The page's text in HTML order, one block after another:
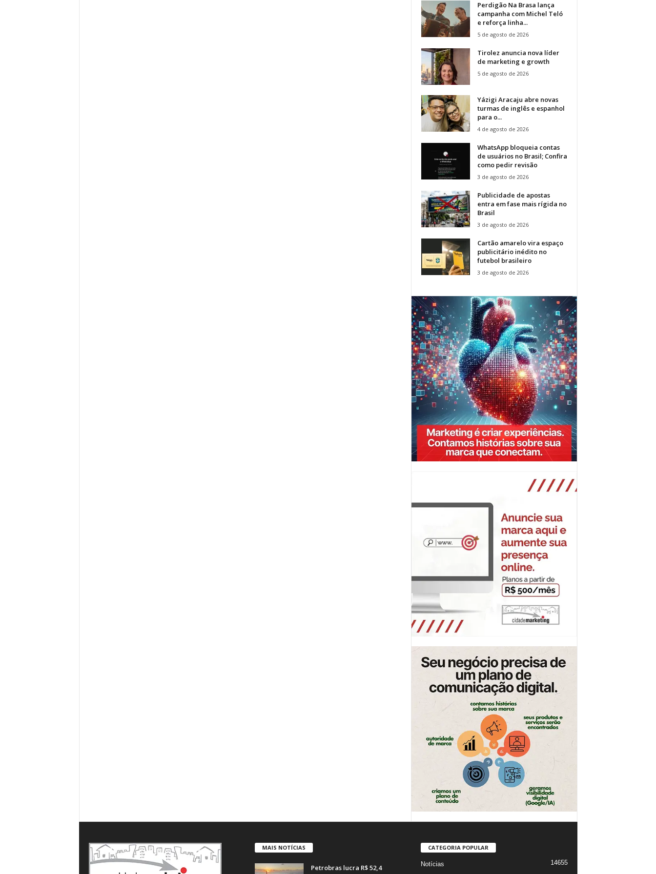
Perdigão Na Brasa lança
campanha com Michel Teló
e reforça linha...
5 de agosto de 2026
Tirolez anuncia nova líder
de marketing e growth
5 de agosto de 2026
Yázigi Aracaju abre novas
turmas de inglês e espanhol
para o...
4 de agosto de 2026
WhatsApp bloqueia contas
de usuários no Brasil; Confira
como pedir revisão
3 de agosto de 2026
Publicidade de apostas
entra em fase mais rígida no
Brasil
3 de agosto de 2026
Cartão amarelo vira espaço
publicitário inédito no
futebol brasileiro
3 de agosto de 2026
MAIS NOTÍCIAS
Petrobras lucra R$ 52,4
CATEGORIA POPULAR
Notícias
14655